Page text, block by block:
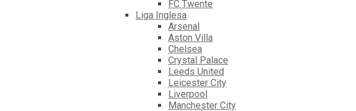
FC Twente
Liga Inglesa
Arsenal
Aston Villa
Chelsea
Crystal Palace
Leeds United
Leicester City
Liverpool
Manchester City